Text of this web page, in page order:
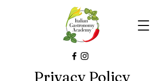
Privacy Policy